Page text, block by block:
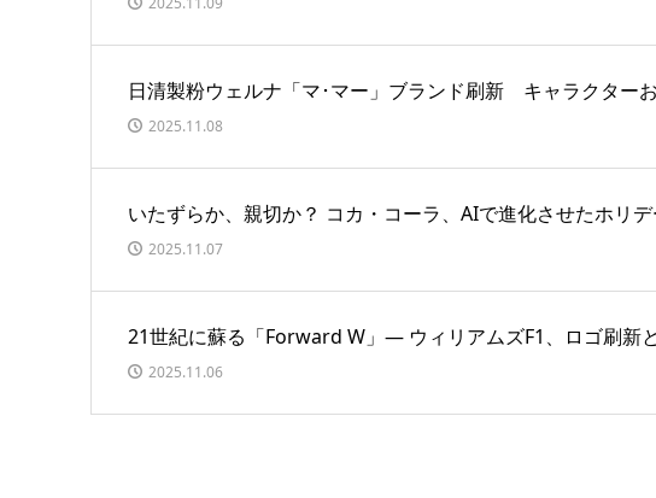
日清製粉ウェルナ「マ･マー」ブランド刷新 キャラクター
2025.11.08
いたずらか、親切か？ コカ・コーラ、AIで進化させたホリ
2025.11.07
21世紀に蘇る「Forward W」― ウィリアムズF1、ロゴ刷新
2025.11.06